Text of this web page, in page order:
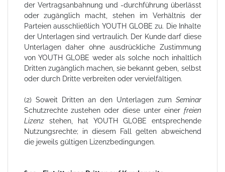
der Vertragsanbahnung und -durchführung überlässt
oder zugänglich macht, stehen im Verhältnis der
Parteien ausschließlich YOUTH GLOBE zu. Die Inhalte
der Unterlagen sind vertraulich. Der Kunde darf diese
Unterlagen daher ohne ausdrückliche Zustimmung
von YOUTH GLOBE weder als solche noch inhaltlich
Dritten zugänglich machen, sie bekannt geben, selbst
oder durch Dritte verbreiten oder vervielfältigen.
(2) Soweit Dritten an den Unterlagen zum Seminar
Schutzrechte zustehen oder diese unter einer freien
Lizenzstehen, hat YOUTH GLOBE entsprechende
Nutzungsrechte; in diesem Fall gelten abweichend
die jeweils gültigen Lizenzbedingungen.